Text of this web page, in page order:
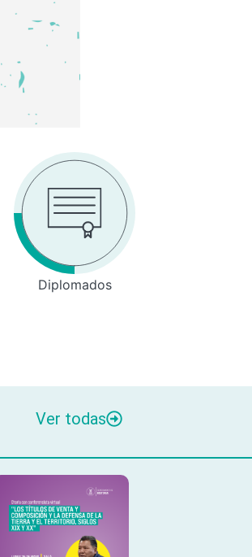
Diplomados
Ver todas